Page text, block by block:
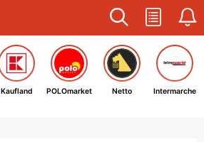
Kaufland POLOmarket Netto Intermarche